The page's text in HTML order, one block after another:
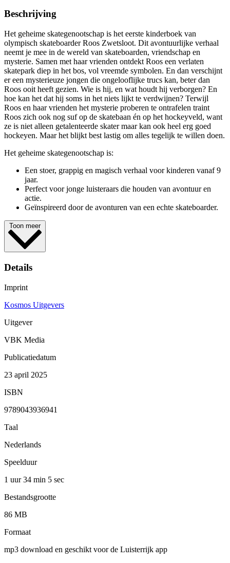
Beschrijving
Het geheime skategenootschap is het eerste kinderboek van
olympisch skateboarder Roos Zwetsloot. Dit avontuurlijke verhaal
neemt je mee in de wereld van skateboarden, vriendschap en
mysterie. Samen met haar vrienden ontdekt Roos een verlaten
skatepark diep in het bos, vol vreemde symbolen. En dan verschijnt
er een mysterieuze jongen die ongelooflijke trucs kan, beter dan
Roos ooit heeft gezien. Wie is hij, en wat houdt hij verborgen? En
hoe kan het dat hij soms in het niets lijkt te verdwijnen? Terwijl
Roos en haar vrienden het mysterie proberen te ontrafelen traint
Roos zich ook nog suf op de skatebaan én op het hockeyveld, want
ze is niet alleen getalenteerde skater maar kan ook heel erg goed
hockeyen. Maar het blijkt best lastig om alles tegelijk te willen doen.
Het geheime skategenootschap is:
Een stoer, grappig en magisch verhaal voor kinderen vanaf 9
jaar.
Perfect voor jonge luisteraars die houden van avontuur en
actie.
Geïnspireerd door de avonturen van een echte skateboarder.
Toon meer
Details
Imprint
Kosmos Uitgevers
Uitgever
VBK Media
Publicatiedatum
23 april 2025
ISBN
9789043936941
Taal
Nederlands
Speelduur
1 uur 34 min 5 sec
Bestandsgrootte
86 MB
Formaat
mp3 download en geschikt voor de Luisterrijk app